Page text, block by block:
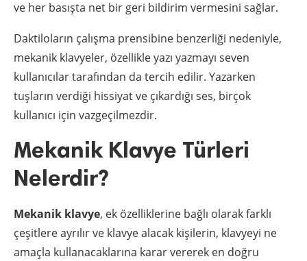
ve her basışta net bir geri bildirim vermesini sağlar.
Daktiloların çalışma prensibine benzerliği nedeniyle,
mekanik klavyeler, özellikle yazı yazmayı seven
kullanıcılar tarafından da tercih edilir. Yazarken
tuşların verdiği hissiyat ve çıkardığı ses, birçok
kullanıcı için vazgeçilmezdir.
Mekanik Klavye Türleri
Nelerdir?
Mekanik klavye, ek özelliklerine bağlı olarak farklı
çeşitlere ayrılır ve klavye alacak kişilerin, klavyeyi ne
amaçla kullanacaklarına karar vererek en doğru